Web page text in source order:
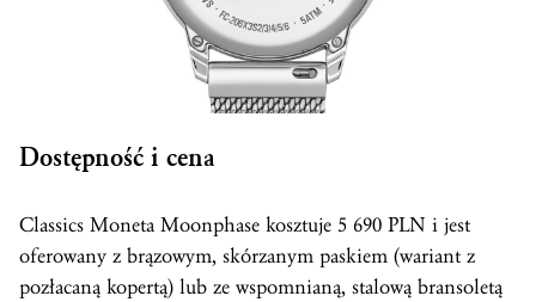
Dostępność i cena
Classics Moneta Moonphase kosztuje 5 690 PLN i jest
oferowany z brązowym, skórzanym paskiem (wariant z
pozłacaną kopertą) lub ze wspomnianą, stalową bransoletą